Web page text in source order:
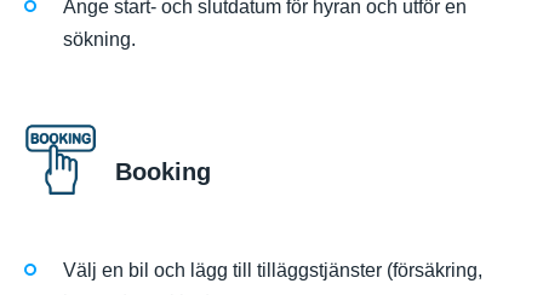
Ange start- och slutdatum för hyran och utför en
sökning.
Booking
Välj en bil och lägg till tilläggstjänster (försäkring,